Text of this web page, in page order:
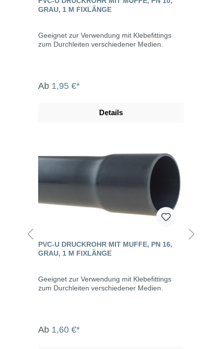
GRAU, 1 M FIXLÄNGE
Geeignet zur Verwendung mit Klebefittings
zum Durchleiten verschiedener Medien.
Ab 1,95 €*
Details
PVC-U DRUCKROHR MIT MUFFE, PN 16,
GRAU, 1 M FIXLÄNGE
Geeignet zur Verwendung mit Klebefittings
zum Durchleiten verschiedener Medien.
Ab 1,60 €*